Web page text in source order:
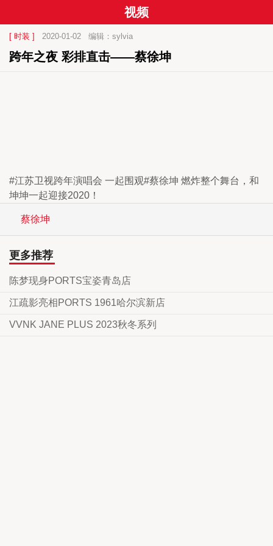
视频
[ 时装 ] 2020-01-02 编辑：sylvia
跨年之夜 彩排直击——蔡徐坤
#江苏卫视跨年演唱会 一起围观#蔡徐坤 燃炸整个舞台，和
坤坤一起迎接2020！
蔡徐坤
更多推荐
陈梦现身PORTS宝姿青岛店
江疏影亮相PORTS 1961哈尔滨新店
VVNK JANE PLUS 2023秋冬系列